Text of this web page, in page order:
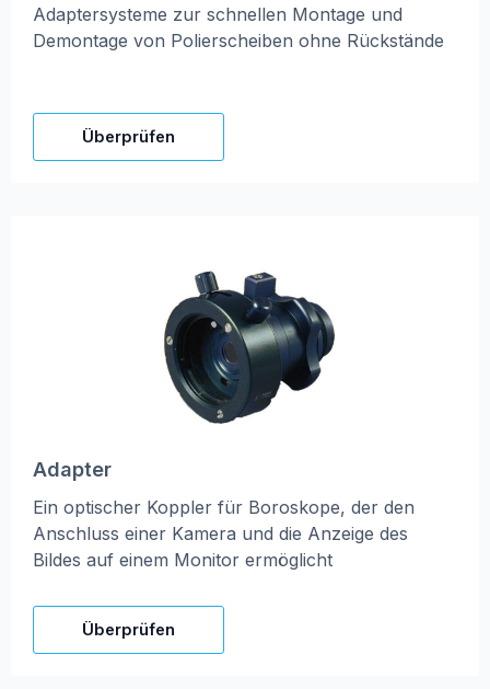
Adaptersysteme zur schnellen Montage und
Demontage von Polierscheiben ohne Rückstände
Überprüfen
Adapter
Ein optischer Koppler für Boroskope, der den
Anschluss einer Kamera und die Anzeige des
Bildes auf einem Monitor ermöglicht
Überprüfen